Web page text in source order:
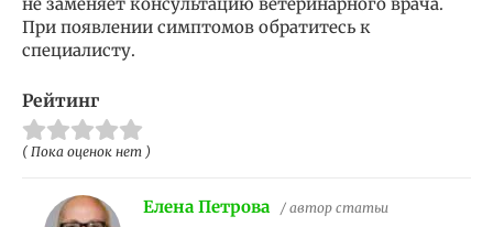
При появлении симптомов обратитесь к
специалисту.
Рейтинг
( Пока оценок нет )
Елена Петрова / автор статьи